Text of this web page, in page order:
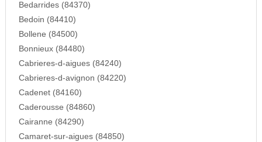
Bedarrides (84370)
Bedoin (84410)
Bollene (84500)
Bonnieux (84480)
Cabrieres-d-aigues (84240)
Cabrieres-d-avignon (84220)
Cadenet (84160)
Caderousse (84860)
Cairanne (84290)
Camaret-sur-aigues (84850)